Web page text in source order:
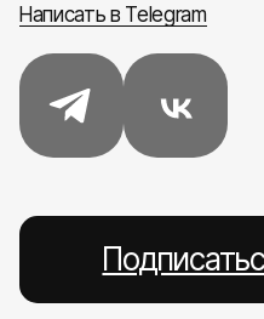
Написать в Telegram